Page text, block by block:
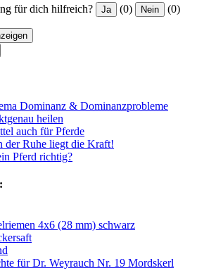
für dich hilfreich? Ja (0) Nein (0)
Dominanz & Dominanzprobleme
heilen
auch für Pferde
der Ruhe liegt die Kraft!
Pferd richtig?
4x6 (28 mm) schwarz
für Dr. Weyrauch Nr. 19 Mordskerl